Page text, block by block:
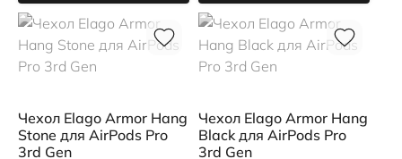
Чехол Elago Armor Hang
Stone для AirPods Pro
3rd Gen
Чехол Elago Armor Hang
Black для AirPods Pro
3rd Gen